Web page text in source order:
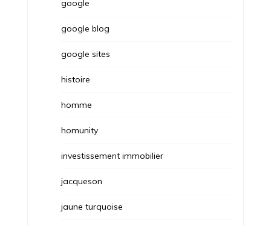
google
google blog
google sites
histoire
homme
homunity
investissement immobilier
jacqueson
jaune turquoise